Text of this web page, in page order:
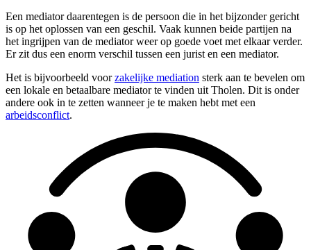
Een mediator daarentegen is de persoon die in het bijzonder gericht
is op het oplossen van een geschil. Vaak kunnen beide partijen na
het ingrijpen van de mediator weer op goede voet met elkaar verder.
Er zit dus een enorm verschil tussen een jurist en een mediator.
Het is bijvoorbeeld voorzakelijke mediation sterk aan te bevelen om
een lokale en betaalbare mediator te vinden uit Tholen. Dit is onder
andere ook in te zetten wanneer je te maken hebt met een
arbeidsconflict.